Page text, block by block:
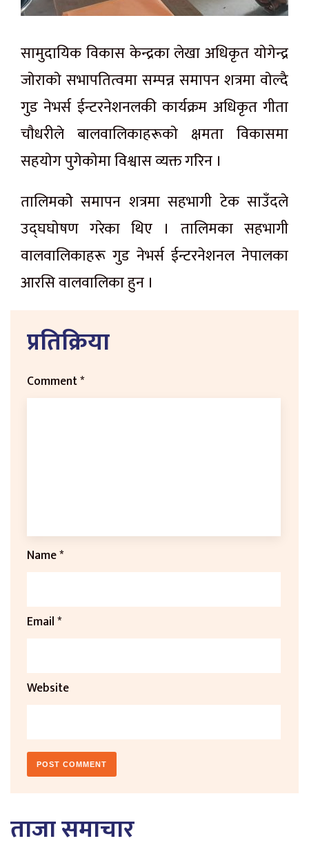
सामुदायिक विकास केन्द्रका लेखा अधिकृत याेगेन्द्र
जाेराकाे सभापतित्वमा सम्पन्न समापन शत्रमा वाेल्दै
गुड नेभर्स ईन्टरनेशनलकी कार्यक्रम अधिकृत गीता
चाैधरीले बालवालिकाहरूकाे क्षमता विकासमा
सहयाेग पुगेकाेमा विश्वास व्यक्त गरिन ।
तालिमकाेे समापन शत्रमा सहभागी टेक साउँदले
उद्घघाेषण गरेका थिए । तालिमका सहभागी
वालवालिकाहरू गुड नेभर्स ईन्टरनेशनल नेपालका
आरसि वालवालिका हुन ।
प्रतिक्रिया
Comment*
Name*
Email*
Website
ताजा समाचार